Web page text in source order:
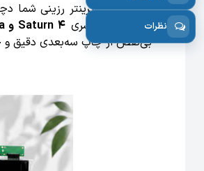
اگر نمایشگر پرینتر رزینی
انتخاب برای سریSaturn 4 و Saturn 4 Ultra
بی‌نقص از چاپ سه‌بعدی دقیق و
نظرات